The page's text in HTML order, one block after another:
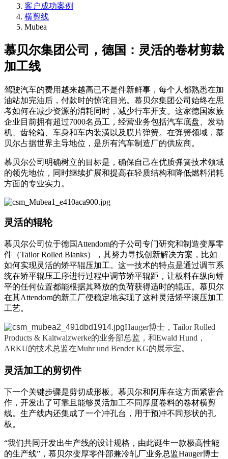
客户成功案例
横剪线
Mubea
慕贝尔集团公司，德国：灵活的卷材剪裁
加工线
驾驶汽车的费用越来越高已不是件新鲜事，每个人都熟悉在加
油站加完油后，付款时的惊诧目光。慕贝尔集团公司始终在思
考如何在减少资源的消耗同时，减少行车开支。这家德国家族
企业目前拥有超过7000名员工，经营业务包括汽车底盘、发动
机、齿轮箱、车身和车内装潢以及膜片弹簧。在弹簧领域，慕
贝尔占据世界主导地位，是所有汽车制造厂的供应商。
慕贝尔公司明确树立的目标是，确保自己在优质弹簧技术领域
的领先地位，同时继续扩展和提高在轻质结构和降低燃料消耗
方面的专业实力。
灵活的辊轮
慕贝尔公司位于德国Attendorn的子公司专门研究和制造变厚零
件（Tailor Rolled Blanks），其努力寻找创新解决方案，比如
如何实现灵活的矫平辊压加工。这一技术的特点是通过调节系
统在矫平辊压工序进行过程中调节矫平辊距，让板料在纵向矫
平的任何位置都能根据其释放的负荷获得适时的辊压。慕贝尔
在其Attendorn的新工厂便稳定地实现了这种灵活矫平滚压加工
工艺。
Hauger博士，Tailor Rolled
Products & Kaltwalzwerke的业务部总监，和Ewald Hund，
ARKU的技术总监在Muhr und Bender KG的展示室。
灵活加工的剪切件
下一个关键步骤是剪切成形板。慕贝尔和阿库在这方面紧密合
作，开发出了可靠且能够灵活加工不同厚度卷料的卷材横剪
线。生产线内还集成了一个冲孔台，用于预冲不同形状的孔
板。
“我们共同开发出生产线的设计规格，由此诞生一款极高性能
的生产线”，慕贝尔变厚零件部兼冷轧厂业务总监Hauger博士